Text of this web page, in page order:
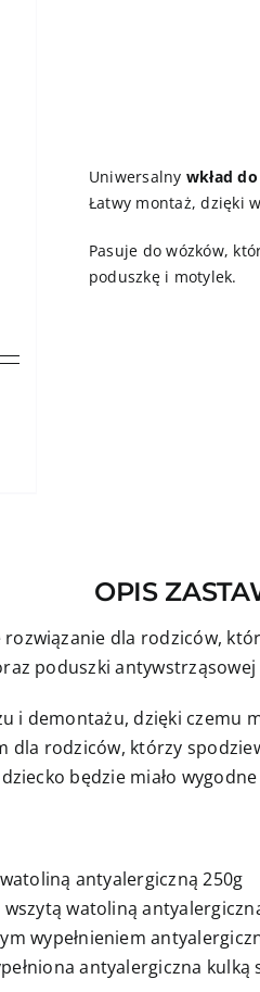
Uniwersalny wkład
Łatwy montaż, dzięki
Pasuje do wózków,
poduszkę i motylek.
OPIS
dla rodziców,
poduszki
i demontażu, dzięki
rodziców, którzy
będzie miało
antyalergiczną 250g
watoliną
wypełnieniem
antyalergiczna kulką